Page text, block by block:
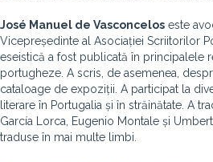
José Manuel de Vasconcelos este
Vicepreședinte al Asociației Scriitorilor
eseistică a fost publicată în principalele
portugheze. A scris, de asemenea,
cataloage de expoziții. A participat la
literare în Portugalia și în străinătate. A
García Lorca, Eugenio Montale și
traduse în mai multe limbi.